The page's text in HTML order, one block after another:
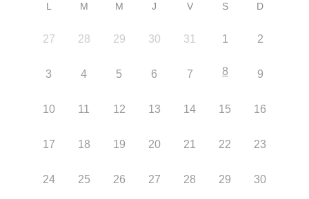
L M M J V S D
27 28 29 30 31 1 2
3 4 5 6 7 8 9
10 11 12 13 14 15 16
17 18 19 20 21 22 23
24 25 26 27 28 29 30